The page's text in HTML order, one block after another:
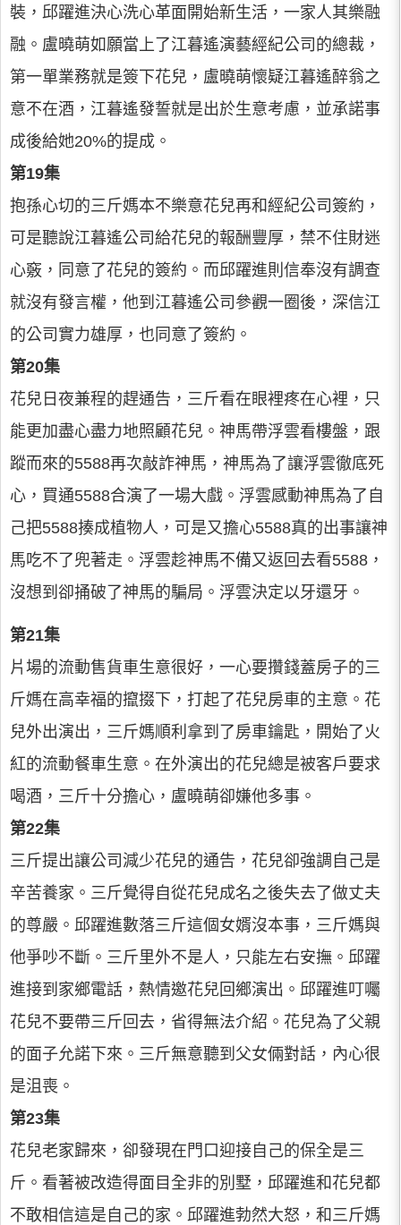
裝，邱躍進決心洗心革面開始新生活，一家人其樂融
融。盧曉萌如願當上了江暮遙演藝經紀公司的總裁，
第一單業務就是簽下花兒，盧曉萌懷疑江暮遙醉翁之
意不在酒，江暮遙發誓就是出於生意考慮，並承諾事
成後給她20%的提成。
第19集
抱孫心切的三斤媽本不樂意花兒再和經紀公司簽約，
可是聽說江暮遙公司給花兒的報酬豐厚，禁不住財迷
心竅，同意了花兒的簽約。而邱躍進則信奉沒有調查
就沒有發言權，他到江暮遙公司參觀一圈後，深信江
的公司實力雄厚，也同意了簽約。
第20集
花兒日夜兼程的趕通告，三斤看在眼裡疼在心裡，只
能更加盡心盡力地照顧花兒。神馬帶浮雲看樓盤，跟
蹤而來的5588再次敲詐神馬，神馬為了讓浮雲徹底死
心，買通5588合演了一場大戲。浮雲感動神馬為了自
己把5588揍成植物人，可是又擔心5588真的出事讓神
馬吃不了兜著走。浮雲趁神馬不備又返回去看5588，
沒想到卻捅破了神馬的騙局。浮雲決定以牙還牙。
第21集
片場的流動售貨車生意很好，一心要攢錢蓋房子的三
斤媽在高幸福的攛掇下，打起了花兒房車的主意。花
兒外出演出，三斤媽順利拿到了房車鑰匙，開始了火
紅的流動餐車生意。在外演出的花兒總是被客戶要求
喝酒，三斤十分擔心，盧曉萌卻嫌他多事。
第22集
三斤提出讓公司減少花兒的通告，花兒卻強調自己是
辛苦養家。三斤覺得自從花兒成名之後失去了做丈夫
的尊嚴。邱躍進數落三斤這個女婿沒本事，三斤媽與
他爭吵不斷。三斤里外不是人，只能左右安撫。邱躍
進接到家鄉電話，熱情邀花兒回鄉演出。邱躍進叮囑
花兒不要帶三斤回去，省得無法介紹。花兒為了父親
的面子允諾下來。三斤無意聽到父女倆對話，內心很
是沮喪。
第23集
花兒老家歸來，卻發現在門口迎接自己的保全是三
斤。看著被改造得面目全非的別墅，邱躍進和花兒都
不敢相信這是自己的家。邱躍進勃然大怒，和三斤媽